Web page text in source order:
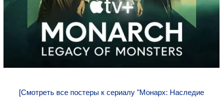
[Смотреть все постеры к сериалу "Монарх: Наследие